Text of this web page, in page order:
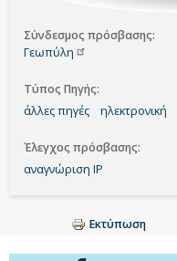
Σύνδεσμος πρόσβασης
Γεωπύλη
Τύπος Πηγής
άλλες πηγές
ηλεκτρονική
Έλεγχος πρόσβασης
αναγνώριση ΙΡ
Εκτύπωση